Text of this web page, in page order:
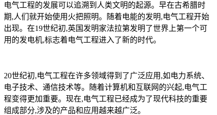
电气工程的发展可以追溯到人类文明的起源。早在古希腊时
期,人们就开始使用火把照明。随着电能的发明,电气工程开始
出现。在19世纪初,英国发明家法拉第发明了世界上第一个可
用的发电机,标志着电气工程进入了新的时代。
20世纪初,电气工程在许多领域得到了广泛应用,如电力系统、
电子技术、通信技术等。随着计算机和互联网的兴起,电气工
程变得更加重要。现在,电气工程已经成为了现代科技的重要
组成部分,涉及的产品和应用越来越广泛。